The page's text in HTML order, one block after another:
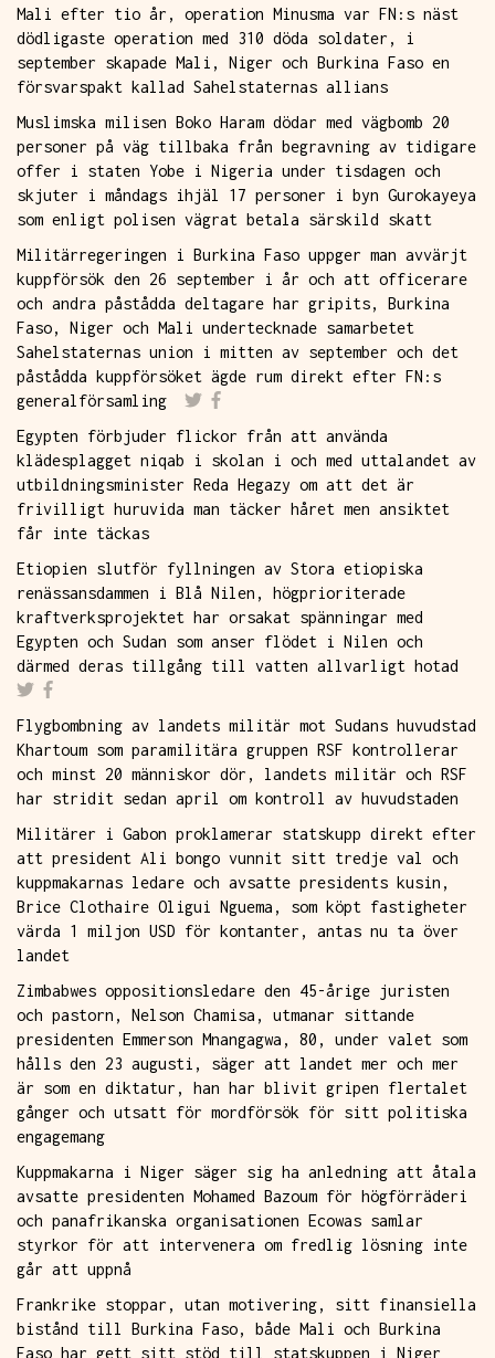
Mali efter tio år, operation Minusma var FN:s näst
dödligaste operation med 310 döda soldater, i
september skapade Mali, Niger och Burkina Faso en
försvarspakt kallad Sahelstaternas allians
Muslimska milisen Boko Haram dödar med vägbomb 20
personer på väg tillbaka från begravning av tidigare
offer i staten Yobe i Nigeria under tisdagen och
skjuter i måndags ihjäl 17 personer i byn Gurokayeya
som enligt polisen vägrat betala särskild skatt
Militärregeringen i Burkina Faso uppger man avvärjt
kuppförsök den 26 september i år och att officerare
och andra påstådda deltagare har gripits, Burkina
Faso, Niger och Mali undertecknade samarbetet
Sahelstaternas union i mitten av september och det
påstådda kuppförsöket ägde rum direkt efter FN:s
generalförsamling
Egypten förbjuder flickor från att använda
klädesplagget niqab i skolan i och med uttalandet av
utbildningsminister Reda Hegazy om att det är
frivilligt huruvida man täcker håret men ansiktet
får inte täckas
Etiopien slutför fyllningen av Stora etiopiska
renässansdammen i Blå Nilen, högprioriterade
kraftverksprojektet har orsakat spänningar med
Egypten och Sudan som anser flödet i Nilen och
därmed deras tillgång till vatten allvarligt hotad
Flygbombning av landets militär mot Sudans huvudstad
Khartoum som paramilitära gruppen RSF kontrollerar
och minst 20 människor dör, landets militär och RSF
har stridit sedan april om kontroll av huvudstaden
Militärer i Gabon proklamerar statskupp direkt efter
att president Ali bongo vunnit sitt tredje val och
kuppmakarnas ledare och avsatte presidents kusin,
Brice Clothaire Oligui Nguema, som köpt fastigheter
värda 1 miljon USD för kontanter, antas nu ta över
landet
Zimbabwes oppositionsledare den 45-årige juristen
och pastorn, Nelson Chamisa, utmanar sittande
presidenten Emmerson Mnangagwa, 80, under valet som
hålls den 23 augusti, säger att landet mer och mer
är som en diktatur, han har blivit gripen flertalet
gånger och utsatt för mordförsök för sitt politiska
engagemang
Kuppmakarna i Niger säger sig ha anledning att åtala
avsatte presidenten Mohamed Bazoum för högförräderi
och panafrikanska organisationen Ecowas samlar
styrkor för att intervenera om fredlig lösning inte
går att uppnå
Frankrike stoppar, utan motivering, sitt finansiella
bistånd till Burkina Faso, både Mali och Burkina
Faso har gett sitt stöd till statskuppen i Niger